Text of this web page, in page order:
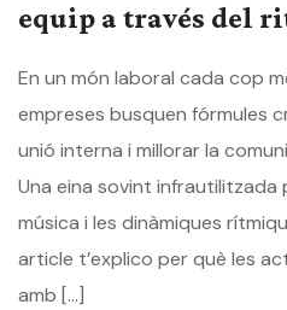
equip a través del
En un món laboral cada cop
empreses busquen fórmules
unió interna i millorar la
Una eina sovint
música i les dinàmiques
article t’explico per què les
amb […]